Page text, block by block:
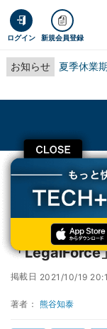
ログイン 新規会員登録
お知らせ 夏季休業
TECH+ 企業IT
AI契約審査プラットフ
AI契約審査プ
「LegalForce
掲載日 2021/10/19
著者： 熊谷知泰